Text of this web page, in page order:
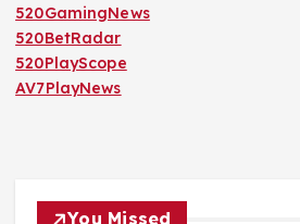
520GamingNews
520BetRadar
520PlayScope
AV7PlayNews
You Missed